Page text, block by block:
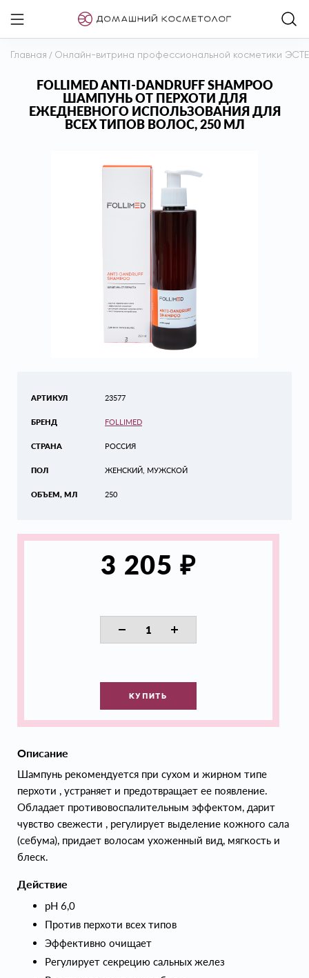
Главная / Онлайн-витрина профессиональной косметики
FOLLIMED ANTI-DANDRUFF SHAMPOO
ШАМПУНЬ ОТ ПЕРХОТИ ДЛЯ
ЕЖЕДНЕВНОГО ИСПОЛЬЗОВАНИЯ ДЛЯ
ВСЕХ ТИПОВ ВОЛОС, 250 МЛ
АРТИКУЛ
БРЕНД
СТРАНА
ПОЛ
ОБЪЕМ, МЛ
23577
FOLLIMED
РОССИЯ
ЖЕНСКИЙ, МУЖСКОЙ
250
3 205 ₽
КУПИТЬ
Описание
Шампунь рекомендуется при сухом и жирном типе
перхоти , устраняет и предотвращает ее появление.
Обладает противовоспалительным эффектом, дарит
чувство свежести , регулирует выделение кожного сала
(себума), придает волосам ухоженный вид, мягкость и
блеск.
Действие
рН 6,0
Против перхоти всех типов
Эффективно очищает
Регулирует секрецию сальных желез